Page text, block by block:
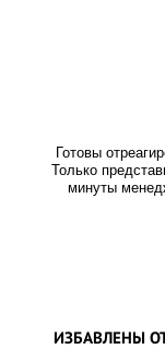
Готовы
Только
минуты
ИЗБАВЛЕНЫ